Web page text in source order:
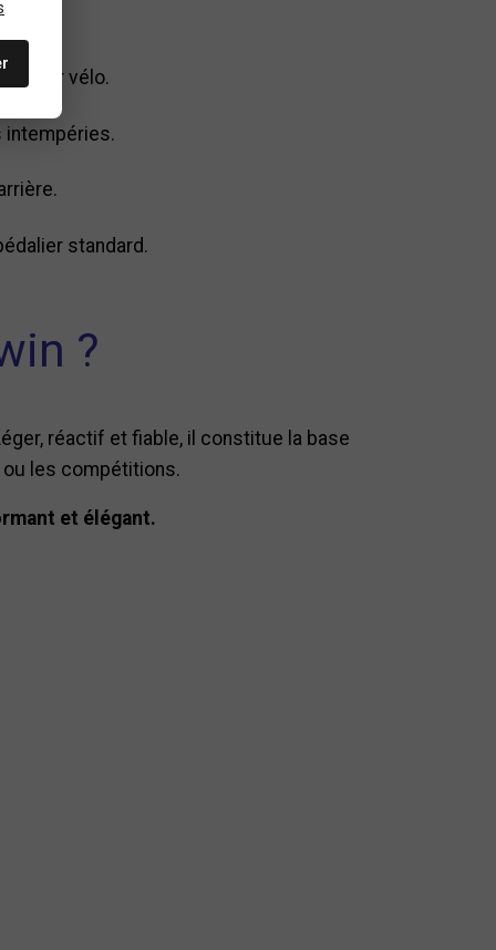
leur vélo.
intempéries.
standard.
?
réactif et fiable, il constitue la base
ou les compétitions.
et élégant.